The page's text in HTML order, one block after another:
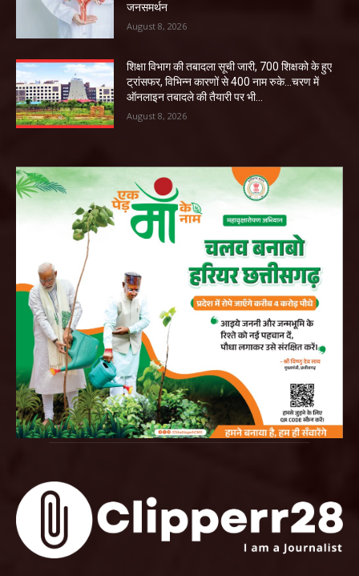
जनसमर्थन
August 8, 2026
शिक्षा विभाग की तबादला सूची जारी, 700 शिक्षको के हुए
ट्रांसफर, विभिन्न कारणों से 400 नाम रुके…चरण में
ऑनलाइन तबादले की तैयारी पर भी...
August 8, 2026